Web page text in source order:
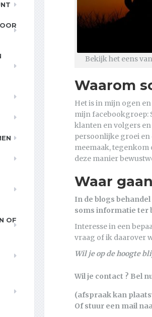
Bekijk het eens
Waarom
Het is in mijn ogen
mijn facebookgroep:
klanten en volgers
persoonlijke groei
meemaak,
deze manier
Waar
In de blogs
soms informatie ter
Interesse in een
vraag of ik daarover
Wil je op de hoogte
Wil je contact ? Bel
(afspraak kan
Of stuur een mail
OF